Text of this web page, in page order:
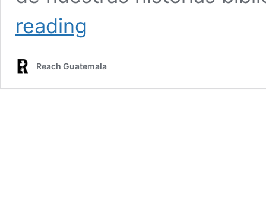
reading
Reach Guatemala